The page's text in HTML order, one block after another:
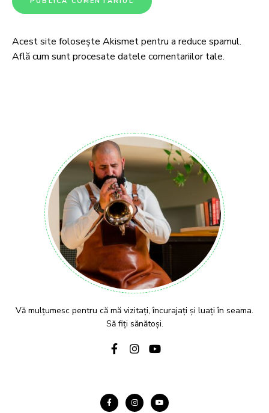
Acest site folosește Akismet pentru a reduce spamul.
Află cum sunt procesate datele comentariilor tale.
Vă mulțumesc pentru că mă vizitați, încurajați și luați în seama.
Să fiți sănătoși.